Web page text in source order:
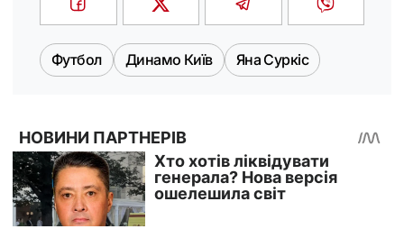
Футбол Динамо Київ Яна Суркіс